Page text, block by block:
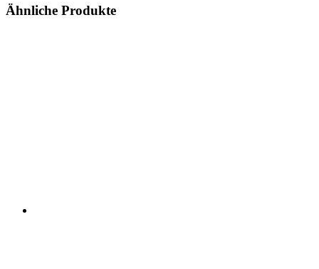
Ähnliche Produkte